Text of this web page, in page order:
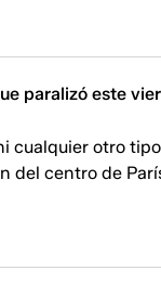
paralizó este
cualquier otro
del centro de